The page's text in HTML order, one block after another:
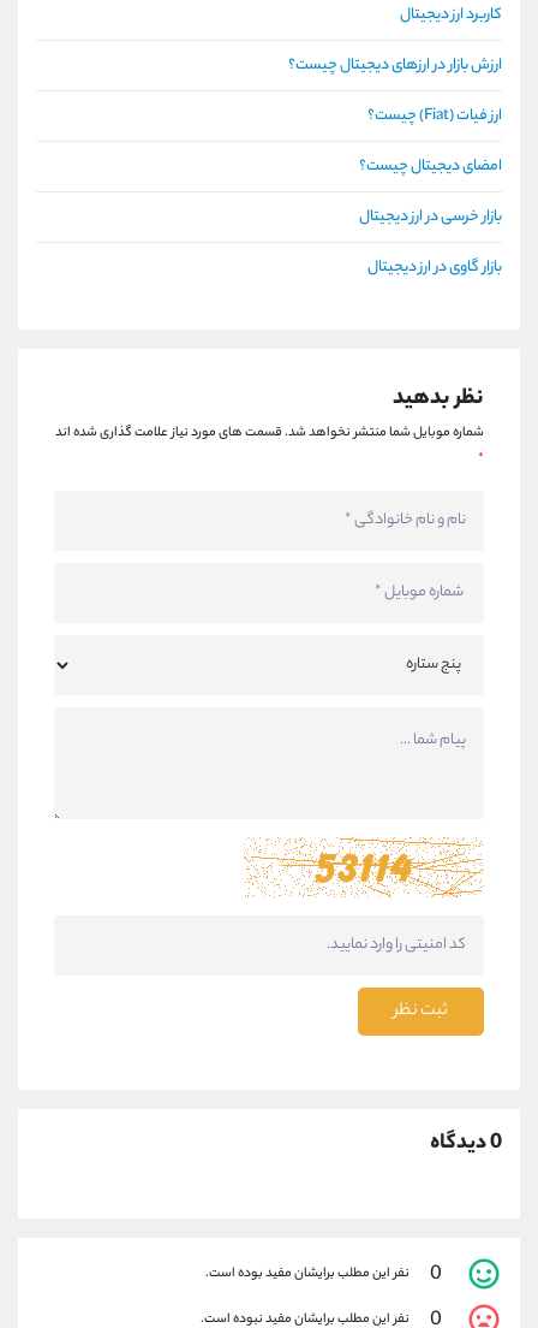
کاربرد ارز دیجیتال
ارزش بازار در ارزهای دیجیتال چیست؟
ارز فیات (Fiat) چیست؟
امضای دیجیتال چیست؟
بازار خرسی در ارز دیجیتال
بازار گاوی در ارز دیجیتال
نظر بدهید
شماره موبایل شما منتشر نخواهد شد.قسمت های مورد نیاز علامت گذاری شده اند
*
ثبت نظر
0 دیدگاه
0 نفر این مطلب برایشان مفید بوده است.
0 نفر این مطلب برایشان مفید نبوده است.